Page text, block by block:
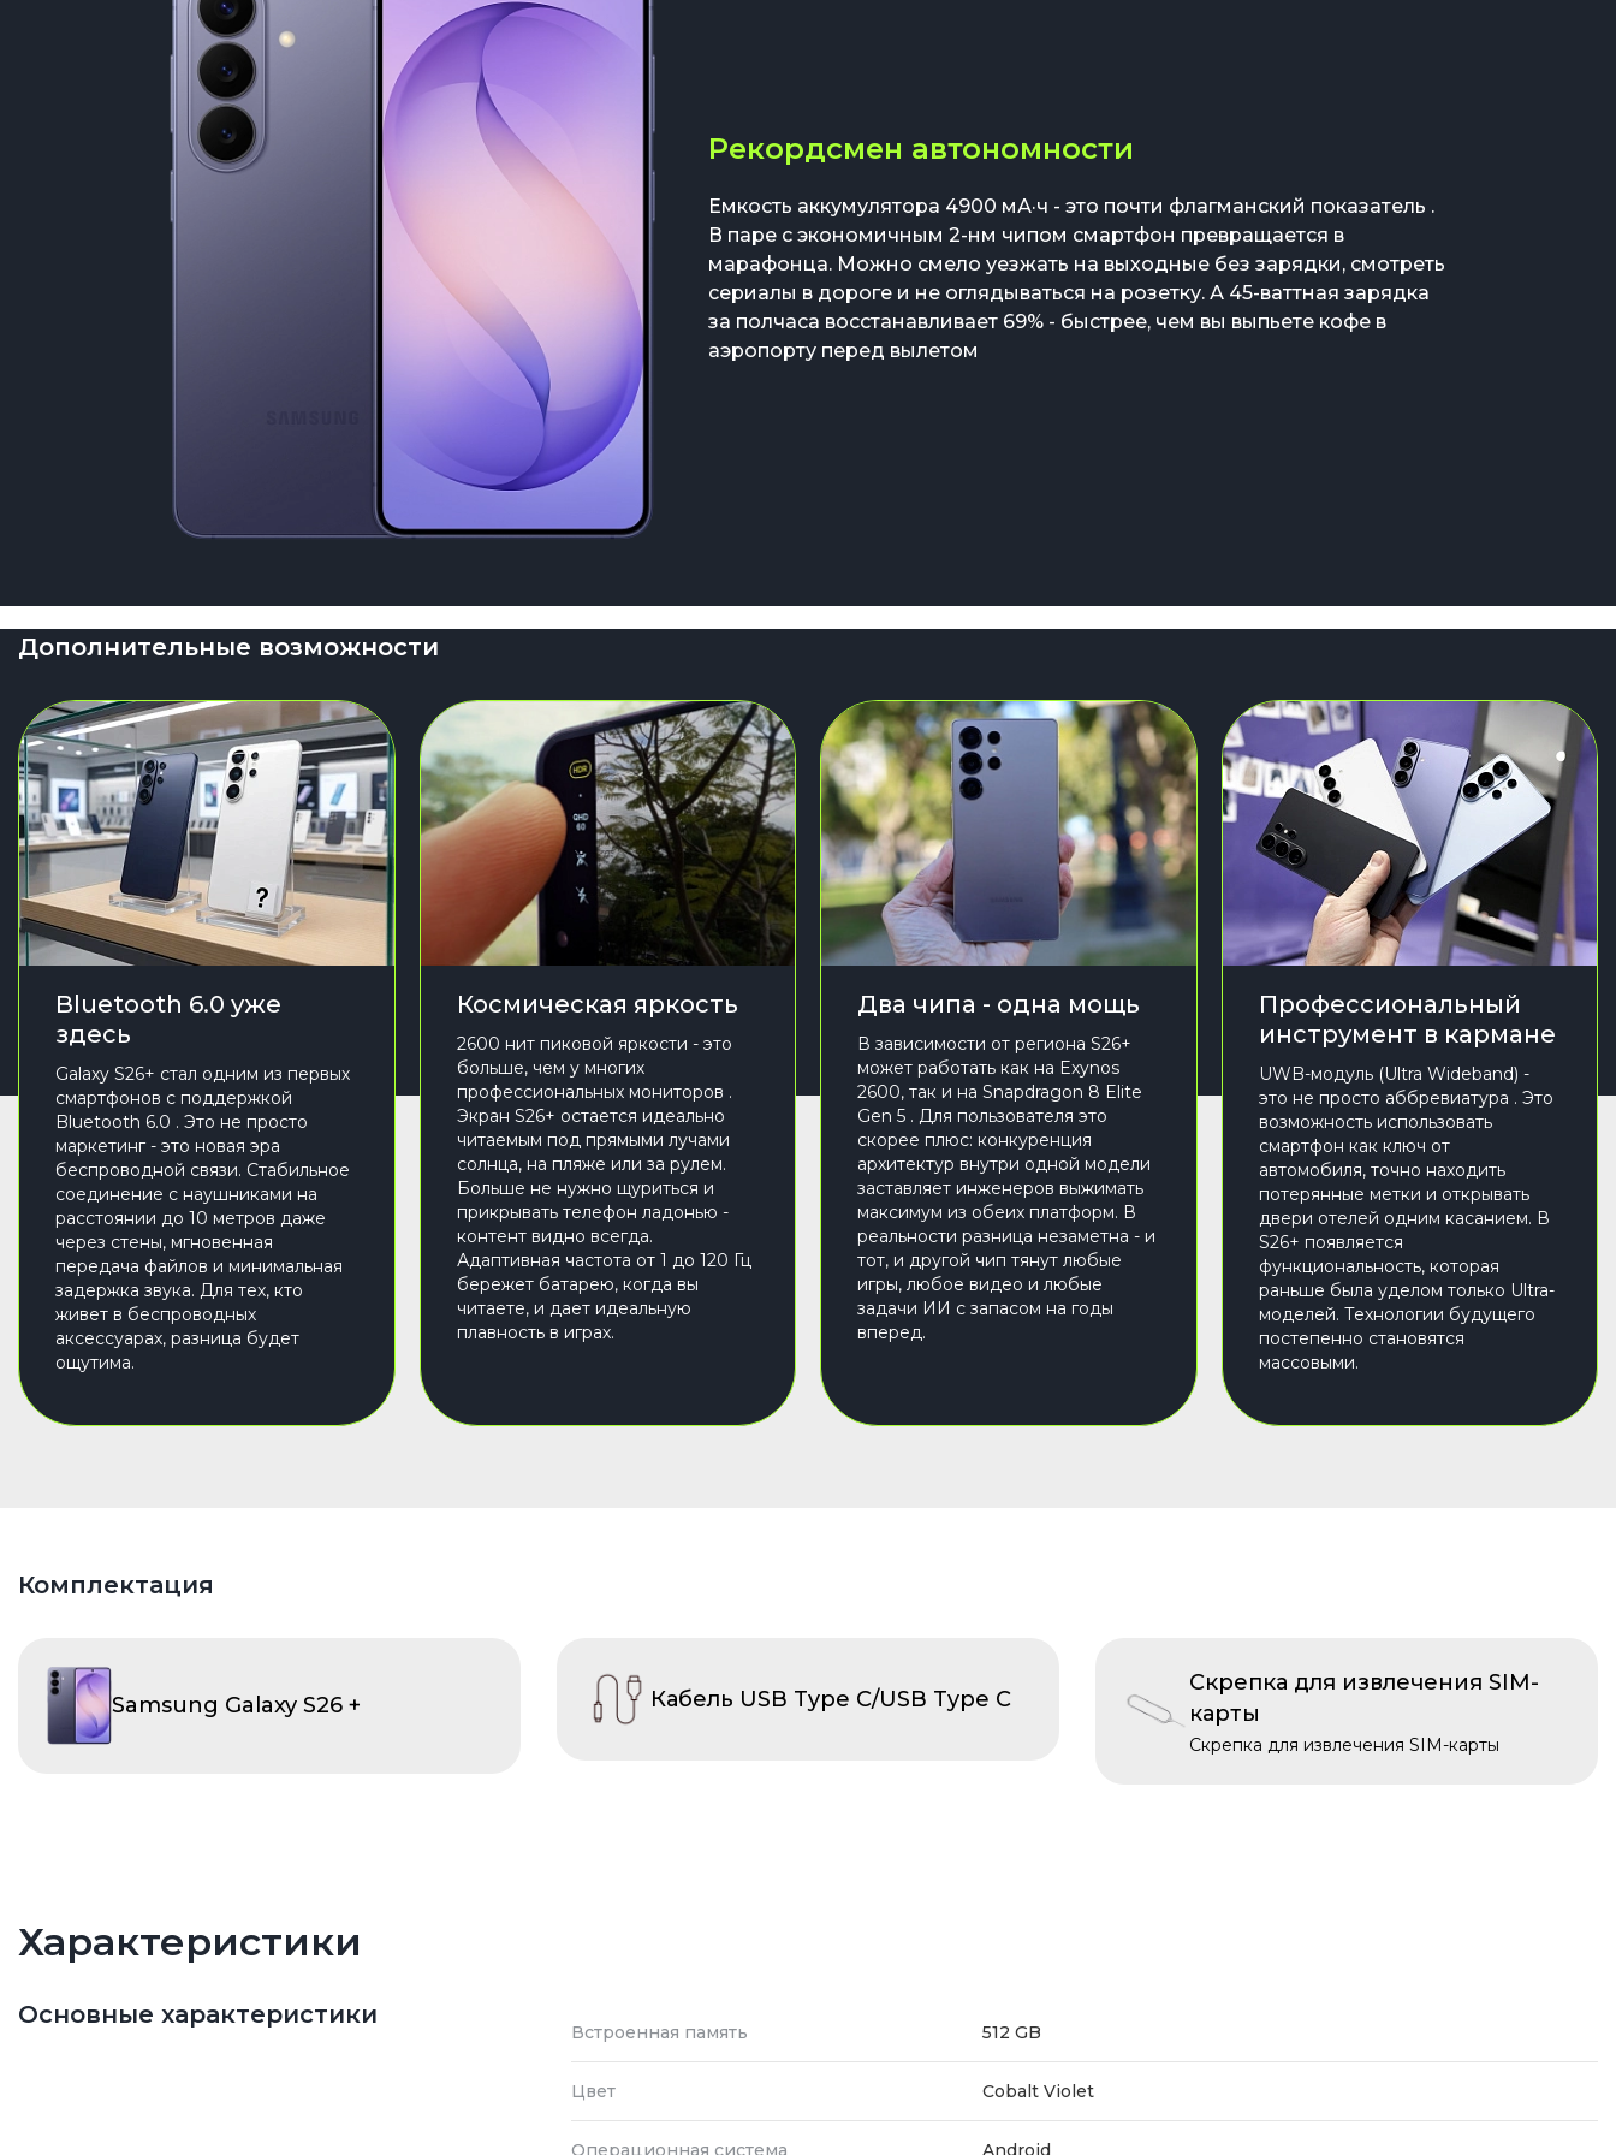
Рекордсмен автономности
Емкость аккумулятора 4900 мА·ч - это почти флагманский показатель .
В паре с экономичным 2-нм чипом смартфон превращается в
марафонца. Можно смело уезжать на выходные без зарядки, смотреть
сериалы в дороге и не оглядываться на розетку. А 45-ваттная зарядка
за полчаса восстанавливает 69% - быстрее, чем вы выпьете кофе в
аэропорту перед вылетом
Дополнительные возможности
Bluetooth 6.0 уже
здесь
Galaxy S26+ стал одним из первых
смартфонов с поддержкой
Bluetooth 6.0 . Это не просто
маркетинг - это новая эра
беспроводной связи. Стабильное
соединение с наушниками на
расстоянии до 10 метров даже
через стены, мгновенная
передача файлов и минимальная
задержка звука. Для тех, кто
живет в беспроводных
аксессуарах, разница будет
ощутима.
Космическая яркость
2600 нит пиковой яркости - это
больше, чем у многих
профессиональных мониторов .
Экран S26+ остается идеально
читаемым под прямыми лучами
солнца, на пляже или за рулем.
Больше не нужно щуриться и
прикрывать телефон ладонью -
контент видно всегда.
Адаптивная частота от 1 до 120 Гц
бережет батарею, когда вы
читаете, и дает идеальную
плавность в играх.
Два чипа - одна мощь
В зависимости от региона S26+
может работать как на Exynos
2600, так и на Snapdragon 8 Elite
Gen 5 . Для пользователя это
скорее плюс: конкуренция
архитектур внутри одной модели
заставляет инженеров выжимать
максимум из обеих платформ. В
реальности разница незаметна - и
тот, и другой чип тянут любые
игры, любое видео и любые
задачи ИИ с запасом на годы
вперед.
Профессиональный
инструмент в кармане
UWB-модуль (Ultra Wideband) -
это не просто аббревиатура . Это
возможность использовать
смартфон как ключ от
автомобиля, точно находить
потерянные метки и открывать
двери отелей одним касанием. В
S26+ появляется
функциональность, которая
раньше была уделом только Ultra-
моделей. Технологии будущего
постепенно становятся
массовыми.
Комплектация
Samsung Galaxy S26 + Кабель USB Type C/USB Type C
Скрепка для извлечения SIM-
карты
Скрепка для извлечения SIM-карты
Характеристики
Основные характеристики
Встроенная память 512 GB
Цвет Cobalt Violet
Операционная система Android